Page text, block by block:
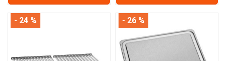
- 24 % - 26 %